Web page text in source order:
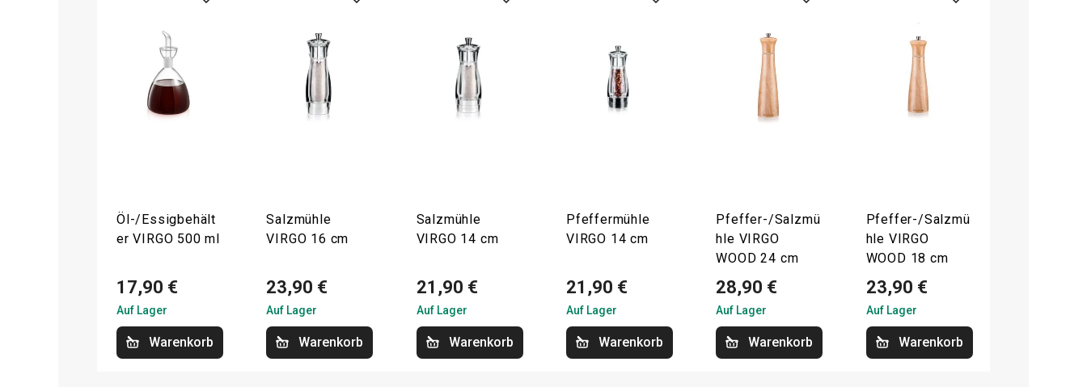
Öl-/Essigbehält
er VIRGO 500 ml
17,90 €
Auf Lager
Warenkorb
Salzmühle
VIRGO 16 cm
23,90 €
Auf Lager
Warenkorb
Salzmühle
VIRGO 14 cm
21,90 €
Auf Lager
Warenkorb
Pfeffermühle
VIRGO 14 cm
21,90 €
Auf Lager
Warenkorb
Pfeffer-/Salzmü
hle VIRGO
WOOD 24 cm
28,90 €
Auf Lager
Warenkorb
Pfeffer-/Salzmü
hle VIRGO
WOOD 18 cm
23,90 €
Auf Lager
Warenkorb